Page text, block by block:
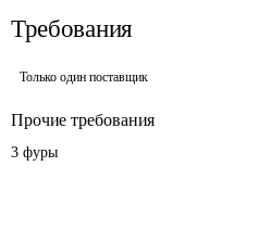
Требования
Только один поставщик
Прочие требования
3 фуры